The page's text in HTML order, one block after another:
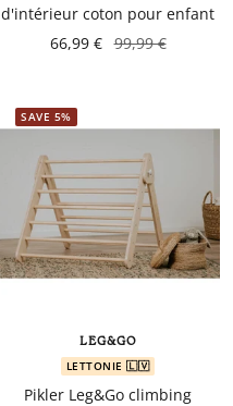
d'intérieur coton pour enfant
66,99 € 99,99 €
SAVE 5%
LEG&GO
LETTONIE 🇱🇻
Pikler Leg&Go climbing